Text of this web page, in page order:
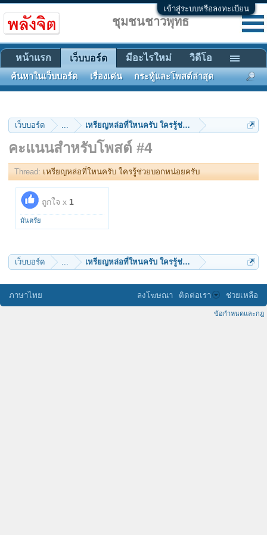
เข้าสู่ระบบหรือลงทะเบียน
เว็บบอร์ด ... เหรียญหล่อที่ใหนครับ ใครรู้ช่วยบอกหน่อยครับ
คะแนนสำหรับโพสต์ #4
Thread: เหรียญหล่อที่ใหนครับ ใครรู้ช่วยบอกหน่อยครับ
ถูกใจ x 1
มันตรัย
เว็บบอร์ด ... เหรียญหล่อที่ใหนครับ ใครรู้ช่วยบอกหน่อยครับ
ชุมชนชาวพุทธ
หน้าแรก เว็บบอร์ด
ค้นหาในเว็บบอร์ด เรื่องเด่น กระทู้และโพสต์ล่าสุด
มีอะไรใหม่ วิดีโอ
ภาษาไทย ลงโฆษณา ติดต่อเรา ช่วยเหลือ
ข้อกำหนดและกฎ